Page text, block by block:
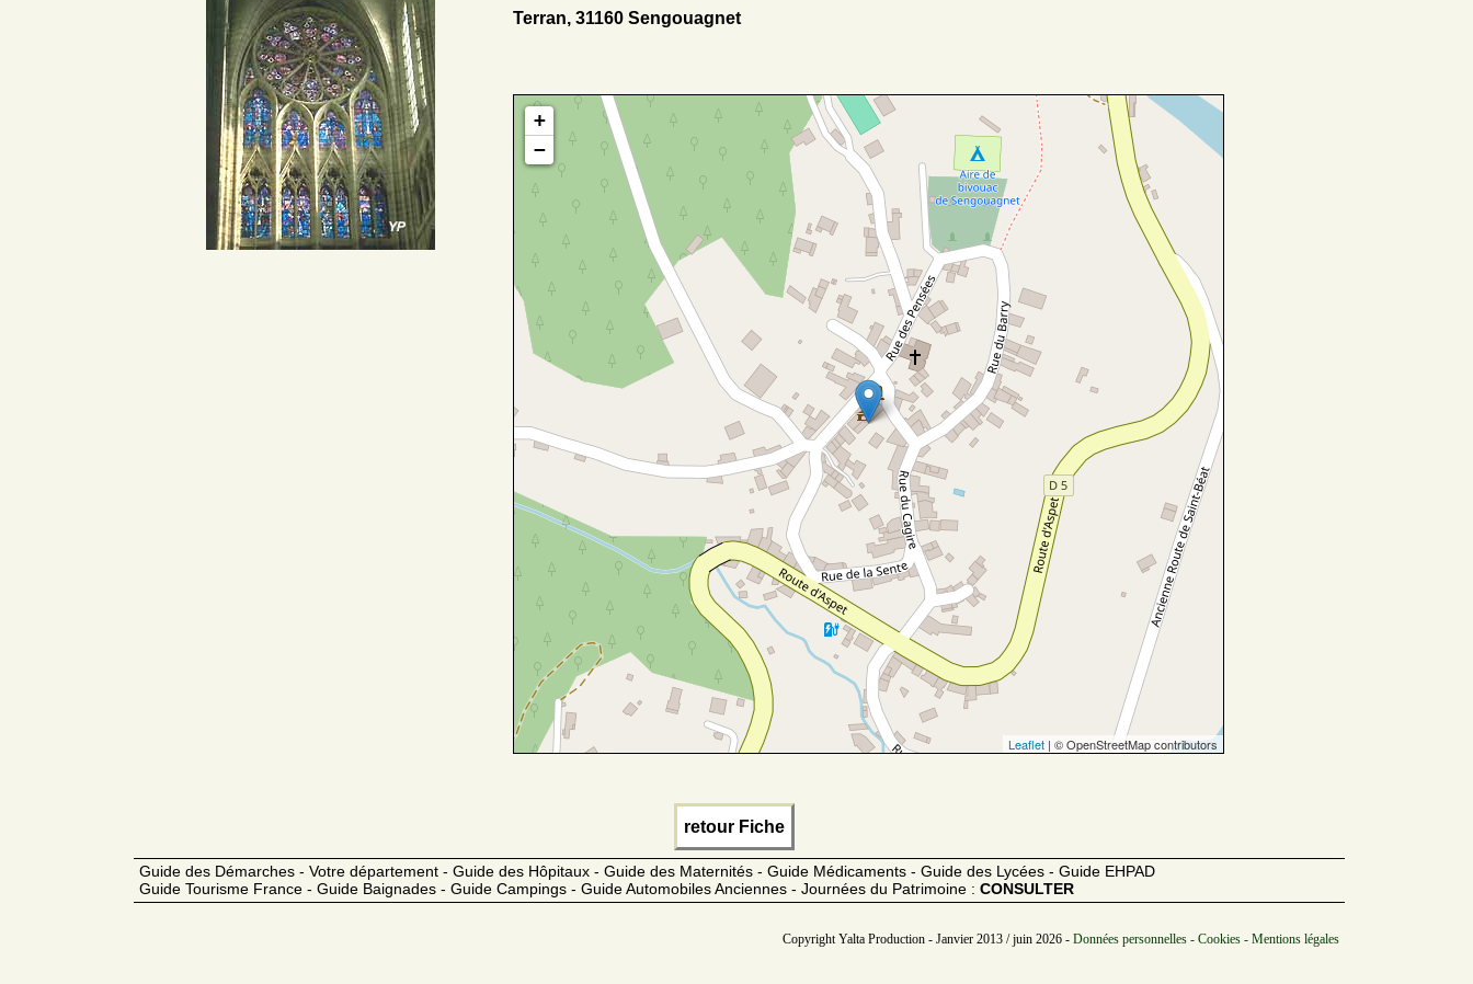
Terran, 31160 Sengouagnet
+
−
Leaflet| © OpenStreetMap contributors
retour Fiche
Guide des Démarches - Votre département - Guide des Hôpitaux - Guide des Maternités - Guide Médicaments - Guide des Lycées - Guide EHPAD
Guide Tourisme France - Guide Baignades - Guide Campings - Guide Automobiles Anciennes - Journées du Patrimoine : CONSULTER
Copyright Yalta Production - Janvier 2013 / juin 2026 - Données personnelles - Cookies - Mentions légales